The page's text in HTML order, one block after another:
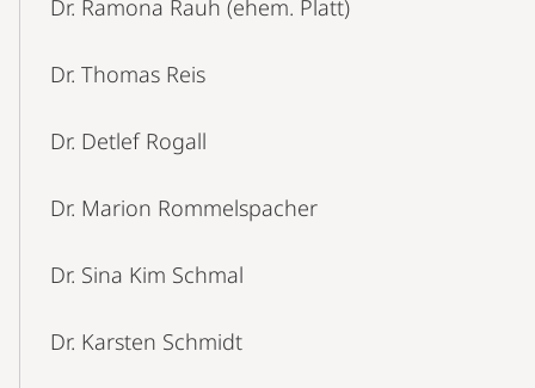
Dr. Ramona Rauh (ehem. Platt)
Dr. Thomas Reis
Dr. Detlef Rogall
Dr. Marion Rommelspacher
Dr. Sina Kim Schmal
Dr. Karsten Schmidt